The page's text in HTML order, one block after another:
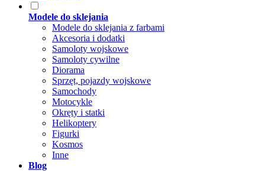
Modele do sklejania
Modele do sklejania z farbami
Akcesoria i dodatki
Samoloty wojskowe
Samoloty cywilne
Diorama
Sprzęt, pojazdy wojskowe
Samochody
Motocykle
Okręty i statki
Helikoptery
Figurki
Kosmos
Inne
Blog